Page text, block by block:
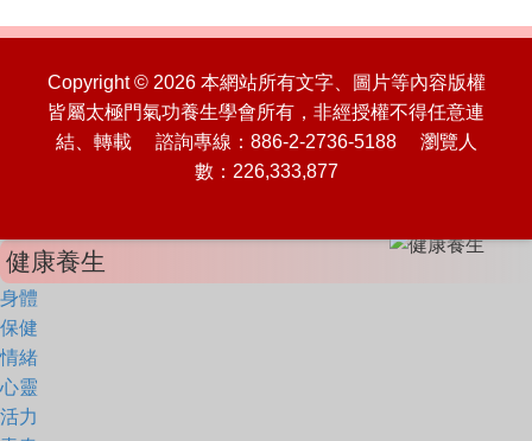
Copyright © 2026 本網站所有文字、圖片等內容版權
皆屬太極門氣功養生學會所有，非經授權不得任意連
結、轉載 諮詢專線：886-2-2736-5188 瀏覽人
數：226,333,877
健康養生
身體
保健
情緒
心靈
活力